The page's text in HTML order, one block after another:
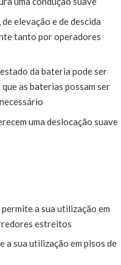
elevação e de descida
tanto por operadores
da bateria pode ser
as baterias possam ser
uma deslocação suave
a sua utilização em
estreitos
a sua utilização em pisos de